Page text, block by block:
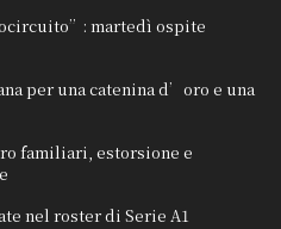
martedì ospite
per una catenina d’oro e una
familiari, estorsione e
nel roster di Serie A1